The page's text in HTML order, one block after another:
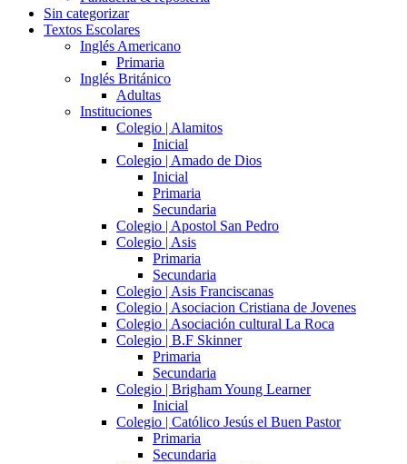
Sin categorizar
Textos Escolares
Inglés Americano
Primaria
Inglés Británico
Adultas
Instituciones
Colegio | Alamitos
Inicial
Colegio | Amado de Dios
Inicial
Primaria
Secundaria
Colegio | Apostol San Pedro
Colegio | Asis
Primaria
Secundaria
Colegio | Asis Franciscanas
Colegio | Asociacion Cristiana de Jovenes
Colegio | Asociación cultural La Roca
Colegio | B.F Skinner
Primaria
Secundaria
Colegio | Brigham Young Learner
Inicial
Colegio | Católico Jesús el Buen Pastor
Primaria
Secundaria